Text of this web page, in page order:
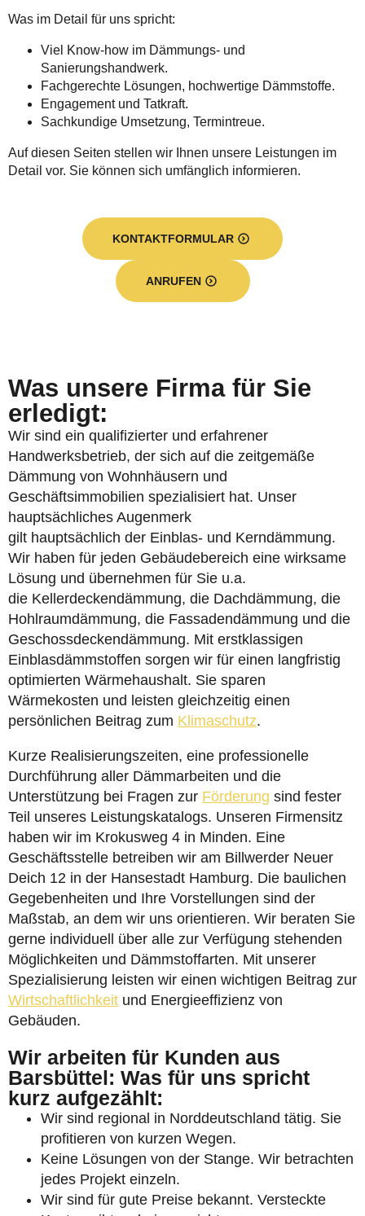
Was im Detail für uns spricht:
Viel Know-how im Dämmungs- und
Sanierungshandwerk.
Fachgerechte Lösungen, hochwertige Dämmstoffe.
Engagement und Tatkraft.
Sachkundige Umsetzung, Termintreue.
Auf diesen Seiten stellen wir Ihnen unsere Leistungen im
Detail vor. Sie können sich umfänglich informieren.
KONTAKTFORMULAR
ANRUFEN
Was unsere Firma für Sie
erledigt:
Wir sind ein qualifizierter und erfahrener
Handwerksbetrieb, der sich auf die zeitgemäße
Dämmung von Wohnhäusern und
Geschäftsimmobilien spezialisiert hat. Unser
hauptsächliches Augenmerk
gilt hauptsächlich der Einblas- und Kerndämmung.
Wir haben für jeden Gebäudebereich eine wirksame
Lösung und übernehmen für Sie u.a.
die Kellerdeckendämmung, die Dachdämmung, die
Hohlraumdämmung, die Fassadendämmung und die
Geschossdeckendämmung. Mit erstklassigen
Einblasdämmstoffen sorgen wir für einen langfristig
optimierten Wärmehaushalt. Sie sparen
Wärmekosten und leisten gleichzeitig einen
persönlichen Beitrag zum Klimaschutz.
Kurze Realisierungszeiten, eine professionelle
Durchführung aller Dämmarbeiten und die
Unterstützung bei Fragen zur Förderung sind fester
Teil unseres Leistungskatalogs. Unseren Firmensitz
haben wir im Krokusweg 4 in Minden. Eine
Geschäftsstelle betreiben wir am Billwerder Neuer
Deich 12 in der Hansestadt Hamburg. Die baulichen
Gegebenheiten und Ihre Vorstellungen sind der
Maßstab, an dem wir uns orientieren. Wir beraten Sie
gerne individuell über alle zur Verfügung stehenden
Möglichkeiten und Dämmstoffarten. Mit unserer
Spezialisierung leisten wir einen wichtigen Beitrag zur
Wirtschaftlichkeit und Energieeffizienz von
Gebäuden.
Wir arbeiten für Kunden aus
Barsbüttel: Was für uns spricht
kurz aufgezählt:
Wir sind regional in Norddeutschland tätig. Sie
profitieren von kurzen Wegen.
Keine Lösungen von der Stange. Wir betrachten
jedes Projekt einzeln.
Wir sind für gute Preise bekannt. Versteckte